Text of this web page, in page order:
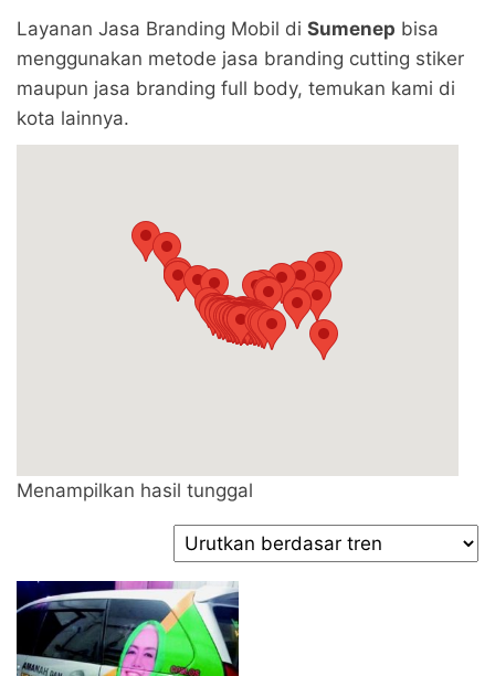
Layanan Jasa Branding Mobil di Sumenep bisa
menggunakan metode jasa branding cutting stiker
maupun jasa branding full body, temukan kami di
kota lainnya.
Menampilkan hasil tunggal